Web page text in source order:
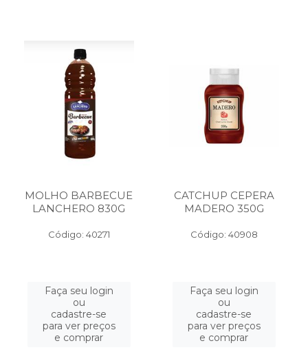
MOLHO BARBECUE
LANCHERO 830G
Código: 40271
Faça seu login
ou
cadastre-se
para ver preços
e comprar
CATCHUP CEPERA
MADERO 350G
Código: 40908
Faça seu login
ou
cadastre-se
para ver preços
e comprar